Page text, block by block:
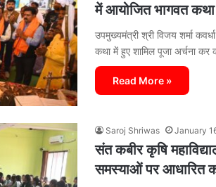
में आयोजित भागवत कथा
उपमुख्यमंत्री श्री विजय शर्मा
कथा में हुए शामिल पूजा अर्चना कर
Read More »
Saroj Shriwas January
संत कबीर कृषि
समस्याओं पर आधारित